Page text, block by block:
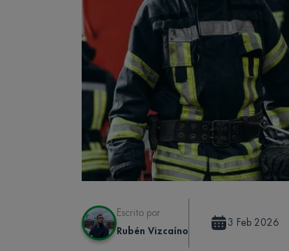
Escrito por
Rubén Vizcaíno
3 Feb 2026